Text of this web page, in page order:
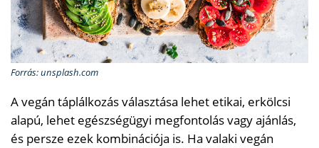
Forrás: unsplash.com
A vegán táplálkozás választása lehet etikai, erkölcsi
alapú, lehet egészségügyi megfontolás vagy ajánlás,
és persze ezek kombinációja is. Ha valaki vegán